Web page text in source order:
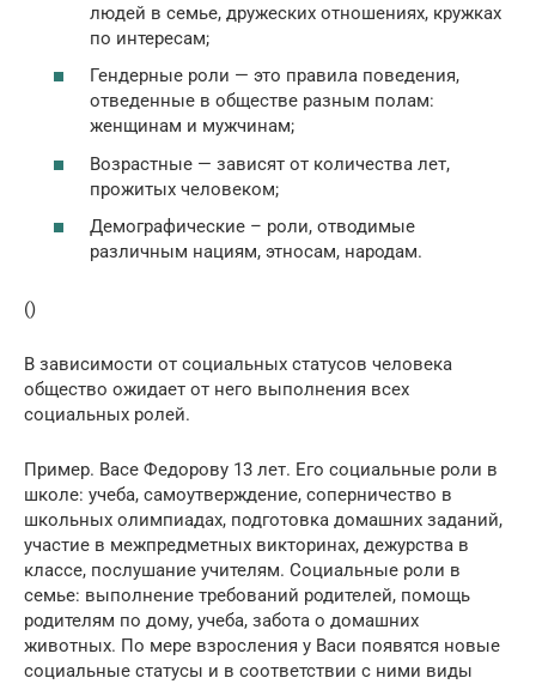
людей в семье, дружеских отношениях, кружках
по интересам;
Гендерные роли — это правила поведения,
отведенные в обществе разным полам:
женщинам и мужчинам;
Возрастные — зависят от количества лет,
прожитых человеком;
Демографические – роли, отводимые
различным нациям, этносам, народам.
()
В зависимости от социальных статусов человека
общество ожидает от него выполнения всех
социальных ролей.
Пример. Васе Федорову 13 лет. Его социальные роли в
школе: учеба, самоутверждение, соперничество в
школьных олимпиадах, подготовка домашних заданий,
участие в межпредметных викторинах, дежурства в
классе, послушание учителям. Социальные роли в
семье: выполнение требований родителей, помощь
родителям по дому, учеба, забота о домашних
животных. По мере взросления у Васи появятся новые
социальные статусы и в соответствии с ними виды